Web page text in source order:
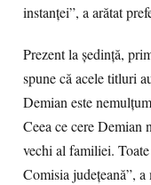
instanţei”, a arătat
Prezent la şedinţă,
spune că acele titluri
Demian este
Ceea ce cere Demian
vechi al familiei.
Comisia judeţeană”,